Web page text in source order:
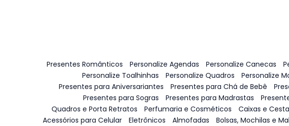
Presentes Românticos Personalize Agendas Personalize Canecas
Personalize Toalhinhas
Personalize Quadros Personalize
Presentes para Aniversariantes
Presentes para Chá de Bebê
Presentes para Sogras
Presentes para Madrastas
Quadros e Porta Retratos
Perfumaria e Cosméticos Caixas e
Acessórios para Celular
Eletrônicos Almofadas Bolsas, Mochilas e